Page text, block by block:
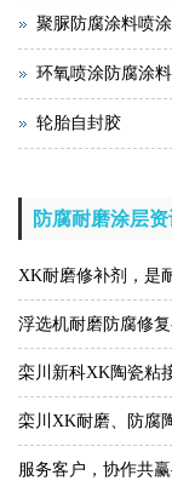
聚脲防腐涂料喷涂
环氧喷涂防腐涂料
轮胎自封胶
防腐耐磨涂层
XK耐磨修补剂，是
浮选机耐磨防腐修
栾川新科XK陶瓷粘
栾川XK耐磨、防腐
服务客户，协作共